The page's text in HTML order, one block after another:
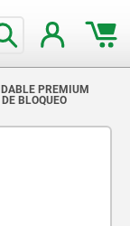
PREMIUM
BLOQUEO